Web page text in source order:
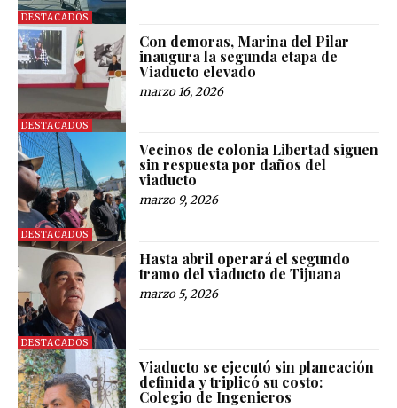
DESTACADOS
DESTACADOS
Con demoras, Marina del Pilar
inaugura la segunda etapa de
Viaducto elevado
marzo 16, 2026
DESTACADOS
Vecinos de colonia Libertad siguen
sin respuesta por daños del
viaducto
marzo 9, 2026
DESTACADOS
Hasta abril operará el segundo
tramo del viaducto de Tijuana
marzo 5, 2026
Viaducto se ejecutó sin planeación
definida y triplicó su costo:
Colegio de Ingenieros